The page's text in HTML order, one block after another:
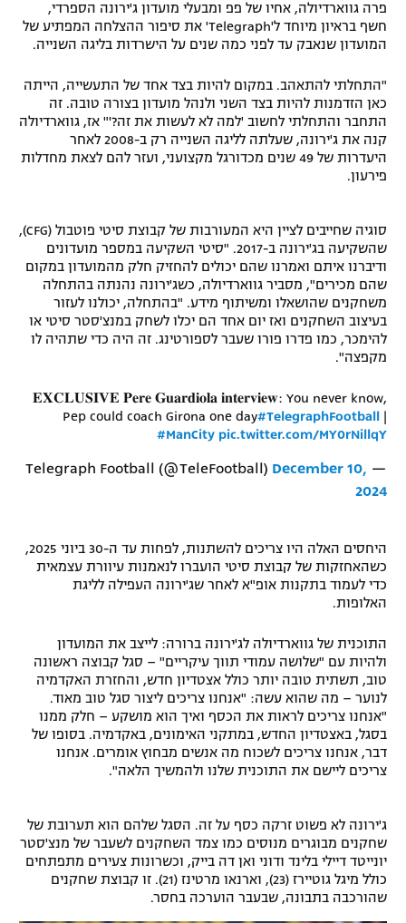
תקנון עבור פעילות אלקטרה
תקנון עבור פעילות ספורט 1 – "מרלן"
תנאי שימוש
מדיניות פרטיות
תקנון פעילות ספורט 1
רשיון להקרנה פומבית לבית עסק
הצטרפות לחבילת הערוצים
לוח דרושים – ג'ובנט
תגיות
פוטבול אמריקאי NFL
ספורט אתגרי ואקסטרים
אומנויות לחימה
פרה גווארדיולה, אחיו של פפ ומבעלי מועדון ג'ירונה הספרדי,
חשף בראיון מיוחד ל'Telegraph' את סיפור ההצלחה המפתיע של
המועדון שנאבק עד לפני כמה שנים על הישרדות בליגה השנייה.
"התחלתי להתאהב. במקום להיות בצד אחד של התעשייה, הייתה
כאן הזדמנות להיות בצד השני ולנהל מועדון בצורה טובה. זה
התחבר והתחלתי לחשוב 'למה לא לעשות את זה?'" אז, גווארדיולה
קנה את ג'ירונה, שעלתה לליגה השנייה רק ב-2008 לאחר
היעדרות של 49 שנים מכדורגל מקצועני, ועזר להם לצאת מחדלות
פירעון.
סוגיה שחייבים לציין היא המעורבות של קבוצת סיטי פוטבול (CFG),
שהשקיעה בג'ירונה ב-2017. "סיטי השקיעה במספר מועדונים
ודיברנו איתם ואמרנו שהם יכולים להחזיק חלק מהמועדון במקום
שהם מכירים", מסביר גווארדיולה, כשג'ירונה נהנתה בהתחלה
משחקנים שהושאלו ומשיתוף מידע. "בהתחלה, יכולנו לעזור
בעיצוב השחקנים ואז יום אחד הם יכלו לשחק במנצ'סטר סיטי או
להימכר, כמו פדרו פורו שעבר לספורטינג. זה היה כדי שתהיה לו
מקפצה".
𝐄𝐗𝐂𝐋𝐔𝐒𝐈𝐕𝐄 𝐏𝐞𝐫𝐞 𝐆𝐮𝐚𝐫𝐝𝐢𝐨𝐥𝐚 𝐢𝐧𝐭𝐞𝐫𝐯𝐢𝐞𝐰: You never know,
Pep could coach Girona one day#TelegraphFootball |
#ManCity pic.twitter.com/MY0rNillqY
— Telegraph Football (@TeleFootball)
December 10,
2024
היחסים האלה היו צריכים להשתנות, לפחות עד ה-30 ביוני 2025,
כשהאחזקות של קבוצת סיטי הועברו לנאמנות עיוורת עצמאית
כדי לעמוד בתקנות אופ"א לאחר שג'ירונה העפילה לליגת
האלופות.
התוכנית של גווארדיולה לג'ירונה ברורה: לייצב את המועדון
ולהיות עם "שלושה עמודי תווך עיקריים" – סגל קבוצה ראשונה
טוב, תשתית טובה יותר כולל אצטדיון חדש, והחזרת האקדמיה
לנוער – מה שהוא עשה: "אנחנו צריכים ליצור סגל טוב מאוד.
"אנחנו צריכים לראות את הכסף ואיך הוא מושקע – חלק ממנו
בסגל, באצטדיון החדש, במתקני האימונים, באקדמיה. בסופו של
דבר, אנחנו צריכים לשכוח מה אנשים מבחוץ אומרים. אנחנו
צריכים ליישם את התוכנית שלנו ולהמשיך הלאה".
ג'ירונה לא פשוט זרקה כסף על זה. הסגל שלהם הוא תערובת של
שחקנים מבוגרים מנוסים כמו צמד השחקנים לשעבר של מנצ'סטר
יונייטד דיילי בלינד ודוני ואן דה בייק, וכשרונות צעירים מתפתחים
כולל מיגל גוטיירז (23), וארנאו מרטינז (21). זו קבוצת שחקנים
שהורכבה בתבונה, שבעבר הוערכה בחסר.